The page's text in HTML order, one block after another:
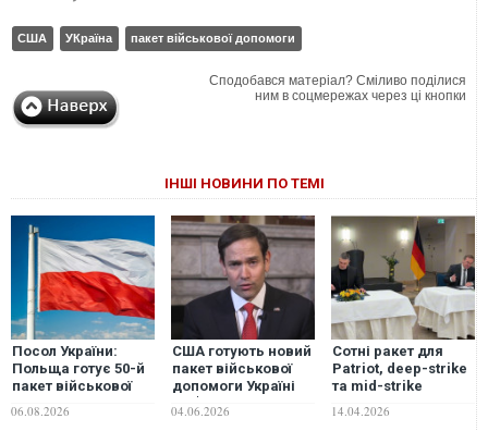
США УКраїна пакет військової допомоги
Сподобався матеріал? Сміливо поділися
ним в соцмережах через ці кнопки
ІНШІ НОВИНИ ПО ТЕМІ
Посол України:
Польща готує 50-й
пакет військової
допомоги Україні
06.08.2026
США готують новий
пакет військової
допомоги Україні
на $400 млн, - Рубіо
04.06.2026
Сотні ракет для
Patriot, deep-strike
та mid-strike
дрони: узгодили
новий масштабний
14.04.2026